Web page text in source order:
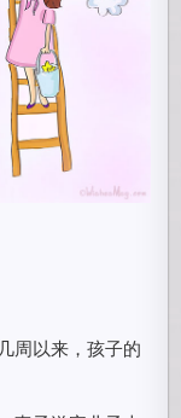
周以来，孩子的